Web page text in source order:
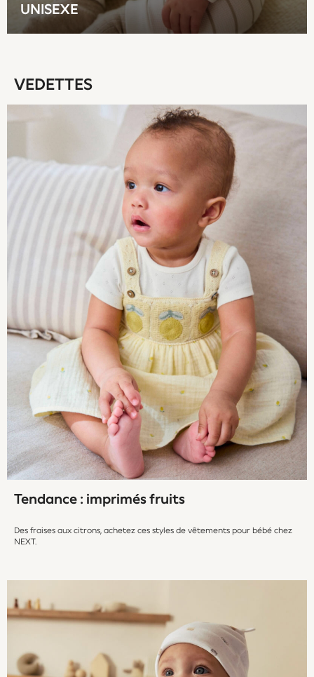
Sun Hats & Caps
Denim Jackets
Shackets
Puddlesuits
Puffers
Snowsuits
Boots
Half Sizes
Trainers
Wellies
Wide Fit
Shoes
All Underwear
Nighties
Pyjamas
Robes
Socks & Tights
All Bags & Accessories
Bags
All Occasionwear
All Partywear
Wedding
Shoes
Shop all
Disney
Paw Patrol
Peppa Pig
UNISEXE
VEDETTES
Tendance : imprimés fruits
Des fraises aux citrons, achetez ces styles de vêtements pour bébé chez
NEXT.